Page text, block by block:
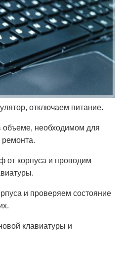
отключаем питание.
объеме, необходимом для
от корпуса и проводим
и проверяем состояние
клавиатуры и